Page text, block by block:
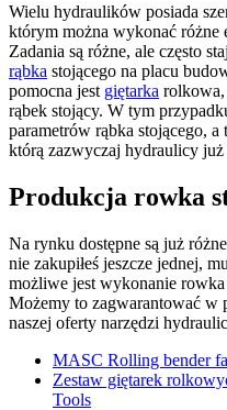
Wielu hydraulików posiada
którym można wykonać różne
Zadania są różne, ale często
rąbka stojącego na placu
pomocna jest giętarka rolkowa,
rąbek stojący. W tym
parametrów rąbka stojącego,
którą zazwyczaj hydraulicy
Produkcja rowka
Na rynku dostępne są już
nie zakupiłeś jeszcze jednej,
możliwe jest wykonanie rowka
Możemy to zagwarantować w
naszej oferty narzędzi
MASC Rolling bender
Zestaw giętarek
Tools